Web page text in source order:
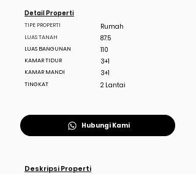
Detail Properti
TIPE PROPERTI
LUAS TANAH
LUAS BANGUNAN
KAMAR TIDUR
KAMAR MANDI
TINGKAT
Rumah
87.5
110
3+1
3+1
2 Lantai
Hubungi Kami
Deskripsi Properti